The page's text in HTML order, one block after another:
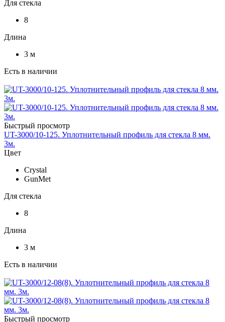
Для стекла
8
Длина
3 м
Есть в наличии
Быстрый просмотр
UT-3000/10-125. Уплотнительный профиль для стекла 8 мм.
3м.
Цвет
Crystal
GunMet
Для стекла
8
Длина
3 м
Есть в наличии
Быстрый просмотр